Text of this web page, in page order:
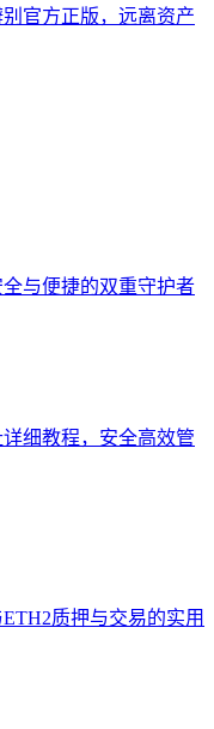
官方正版，远离资产
与便捷的双重守护者
细教程，安全高效管
质押与交易的实用